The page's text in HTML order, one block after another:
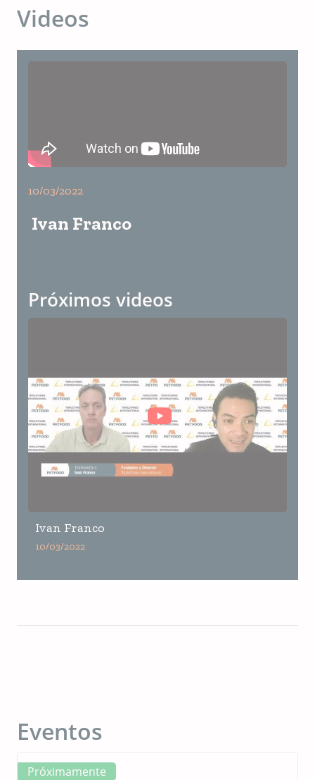
Videos
10/03/2022
Ivan Franco
Próximos videos
Ivan Franco
10/03/2022
Eventos
Próximamente